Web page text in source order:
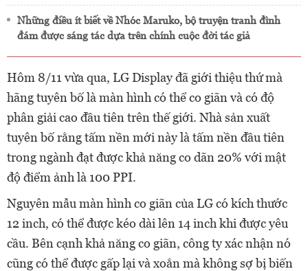
Những điều ít biết về Nhóc Maruko, bộ truyện tranh đình
đám được sáng tác dựa trên chính cuộc đời tác giả
Hôm 8/11 vừa qua, LG Display đã giới thiệu thứ mà
hãng tuyên bố là màn hình có thể co giãn và có độ
phân giải cao đầu tiên trên thế giới. Nhà sản xuất
tuyên bố rằng tấm nền mới này là tấm nền đầu tiên
trong ngành đạt được khả năng co dãn 20% với mật
độ điểm ảnh là 100 PPI.
Nguyên mẫu màn hình co giãn của LG có kích thước
12 inch, có thể được kéo dài lên 14 inch khi được yêu
cầu. Bên cạnh khả năng co giãn, công ty xác nhận nó
cũng có thể được gấp lại và xoắn mà không sợ bị biến